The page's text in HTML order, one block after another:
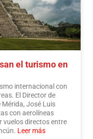
el turismo en
internacional con
El Director de
Mérida, José Luis
con aerolíneas
vuelos directos entre
Leer más